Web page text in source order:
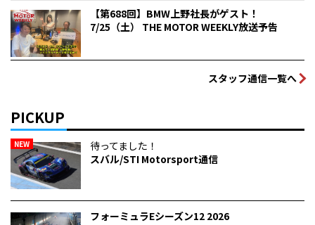
【第688回】BMW上野社長がゲスト！
7/25（土） THE MOTOR WEEKLY放送予告
スタッフ通信一覧へ
PICKUP
NEW
待ってました！
スバル/STI Motorsport通信
フォーミュラEシーズン12 2026